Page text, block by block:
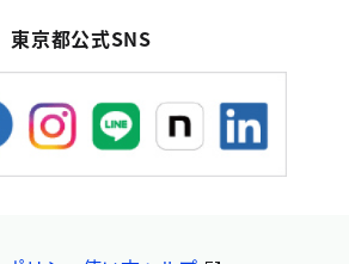
東京都公式SNS